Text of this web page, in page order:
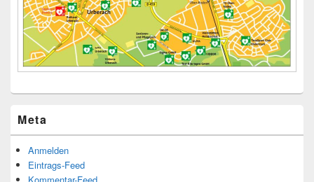
Meta
Anmelden
Eintrags-Feed